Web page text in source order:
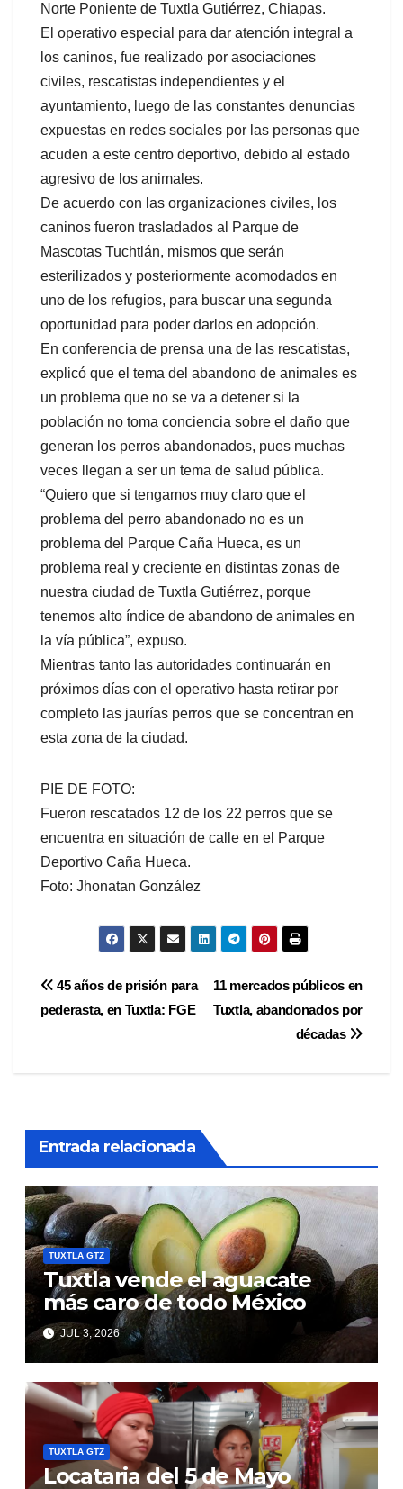
Norte Poniente de Tuxtla Gutiérrez, Chiapas.
El operativo especial para dar atención integral a
los caninos, fue realizado por asociaciones
civiles, rescatistas independientes y el
ayuntamiento, luego de las constantes denuncias
expuestas en redes sociales por las personas que
acuden a este centro deportivo, debido al estado
agresivo de los animales.
De acuerdo con las organizaciones civiles, los
caninos fueron trasladados al Parque de
Mascotas Tuchtlán, mismos que serán
esterilizados y posteriormente acomodados en
uno de los refugios, para buscar una segunda
oportunidad para poder darlos en adopción.
En conferencia de prensa una de las rescatistas,
explicó que el tema del abandono de animales es
un problema que no se va a detener si la
población no toma conciencia sobre el daño que
generan los perros abandonados, pues muchas
veces llegan a ser un tema de salud pública.
“Quiero que si tengamos muy claro que el
problema del perro abandonado no es un
problema del Parque Caña Hueca, es un
problema real y creciente en distintas zonas de
nuestra ciudad de Tuxtla Gutiérrez, porque
tenemos alto índice de abandono de animales en
la vía pública”, expuso.
Mientras tanto las autoridades continuarán en
próximos días con el operativo hasta retirar por
completo las jaurías perros que se concentran en
esta zona de la ciudad.
PIE DE FOTO:
Fueron rescatados 12 de los 22 perros que se
encuentra en situación de calle en el Parque
Deportivo Caña Hueca.
Foto: Jhonatan González
Navegación
de
11 mercados públicos en
Tuxtla, abandonados por
décadas
45 años de prisión para
pederasta, en Tuxtla: FGE
Entrada relacionada
TUXTLA GTZ
Tuxtla vende el aguacate
más caro de todo México
JUL 3, 2026
TUXTLA GTZ
Locataria del 5 de Mayo